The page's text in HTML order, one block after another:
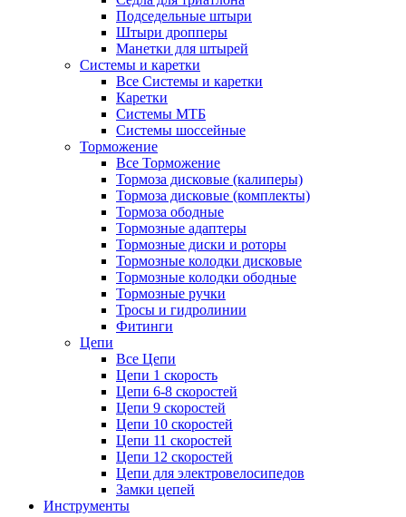
Подседельные штыри
Штыри дропперы
Манетки для штырей
Системы и каретки
Все Системы и каретки
Каретки
Системы МТБ
Системы шоссейные
Торможение
Все Торможение
Тормоза дисковые (калиперы)
Тормоза дисковые (комплекты)
Тормоза ободные
Тормозные адаптеры
Тормозные диски и роторы
Тормозные колодки дисковые
Тормозные колодки ободные
Тормозные ручки
Тросы и гидролинии
Фитинги
Цепи
Все Цепи
Цепи 1 скорость
Цепи 6-8 скоростей
Цепи 9 скоростей
Цепи 10 скоростей
Цепи 11 скоростей
Цепи 12 скоростей
Цепи для электровелосипедов
Замки цепей
Инструменты